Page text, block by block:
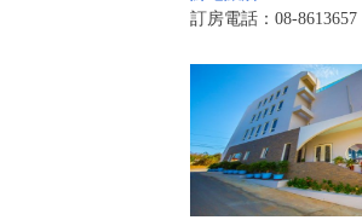
訂房電話：08-8613657